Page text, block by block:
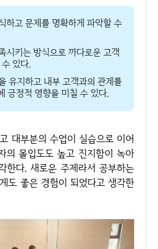
하고 문제를 명확하게 파악할 수
시키는 방식으로 까다로운 고객
있다.
유지하고 내부 고객과의 관계를
긍정적 영향을 미칠 수 있다.
의 몰입도도 높고 진지함이 녹아
한다. 새로운 주제라서 공부하는
도 좋은 경험이 되었다고 생각한